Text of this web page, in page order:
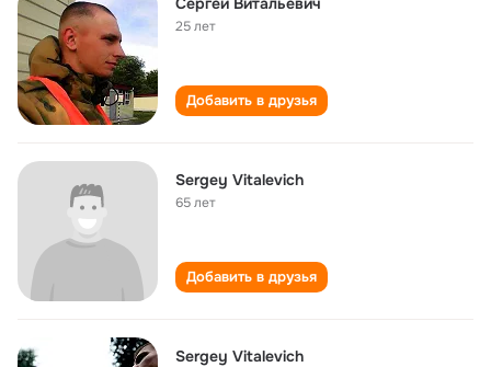
25 лет
Добавить в друзья
Sergey Vitalevich
65 лет
Добавить в друзья
Sergey Vitalevich